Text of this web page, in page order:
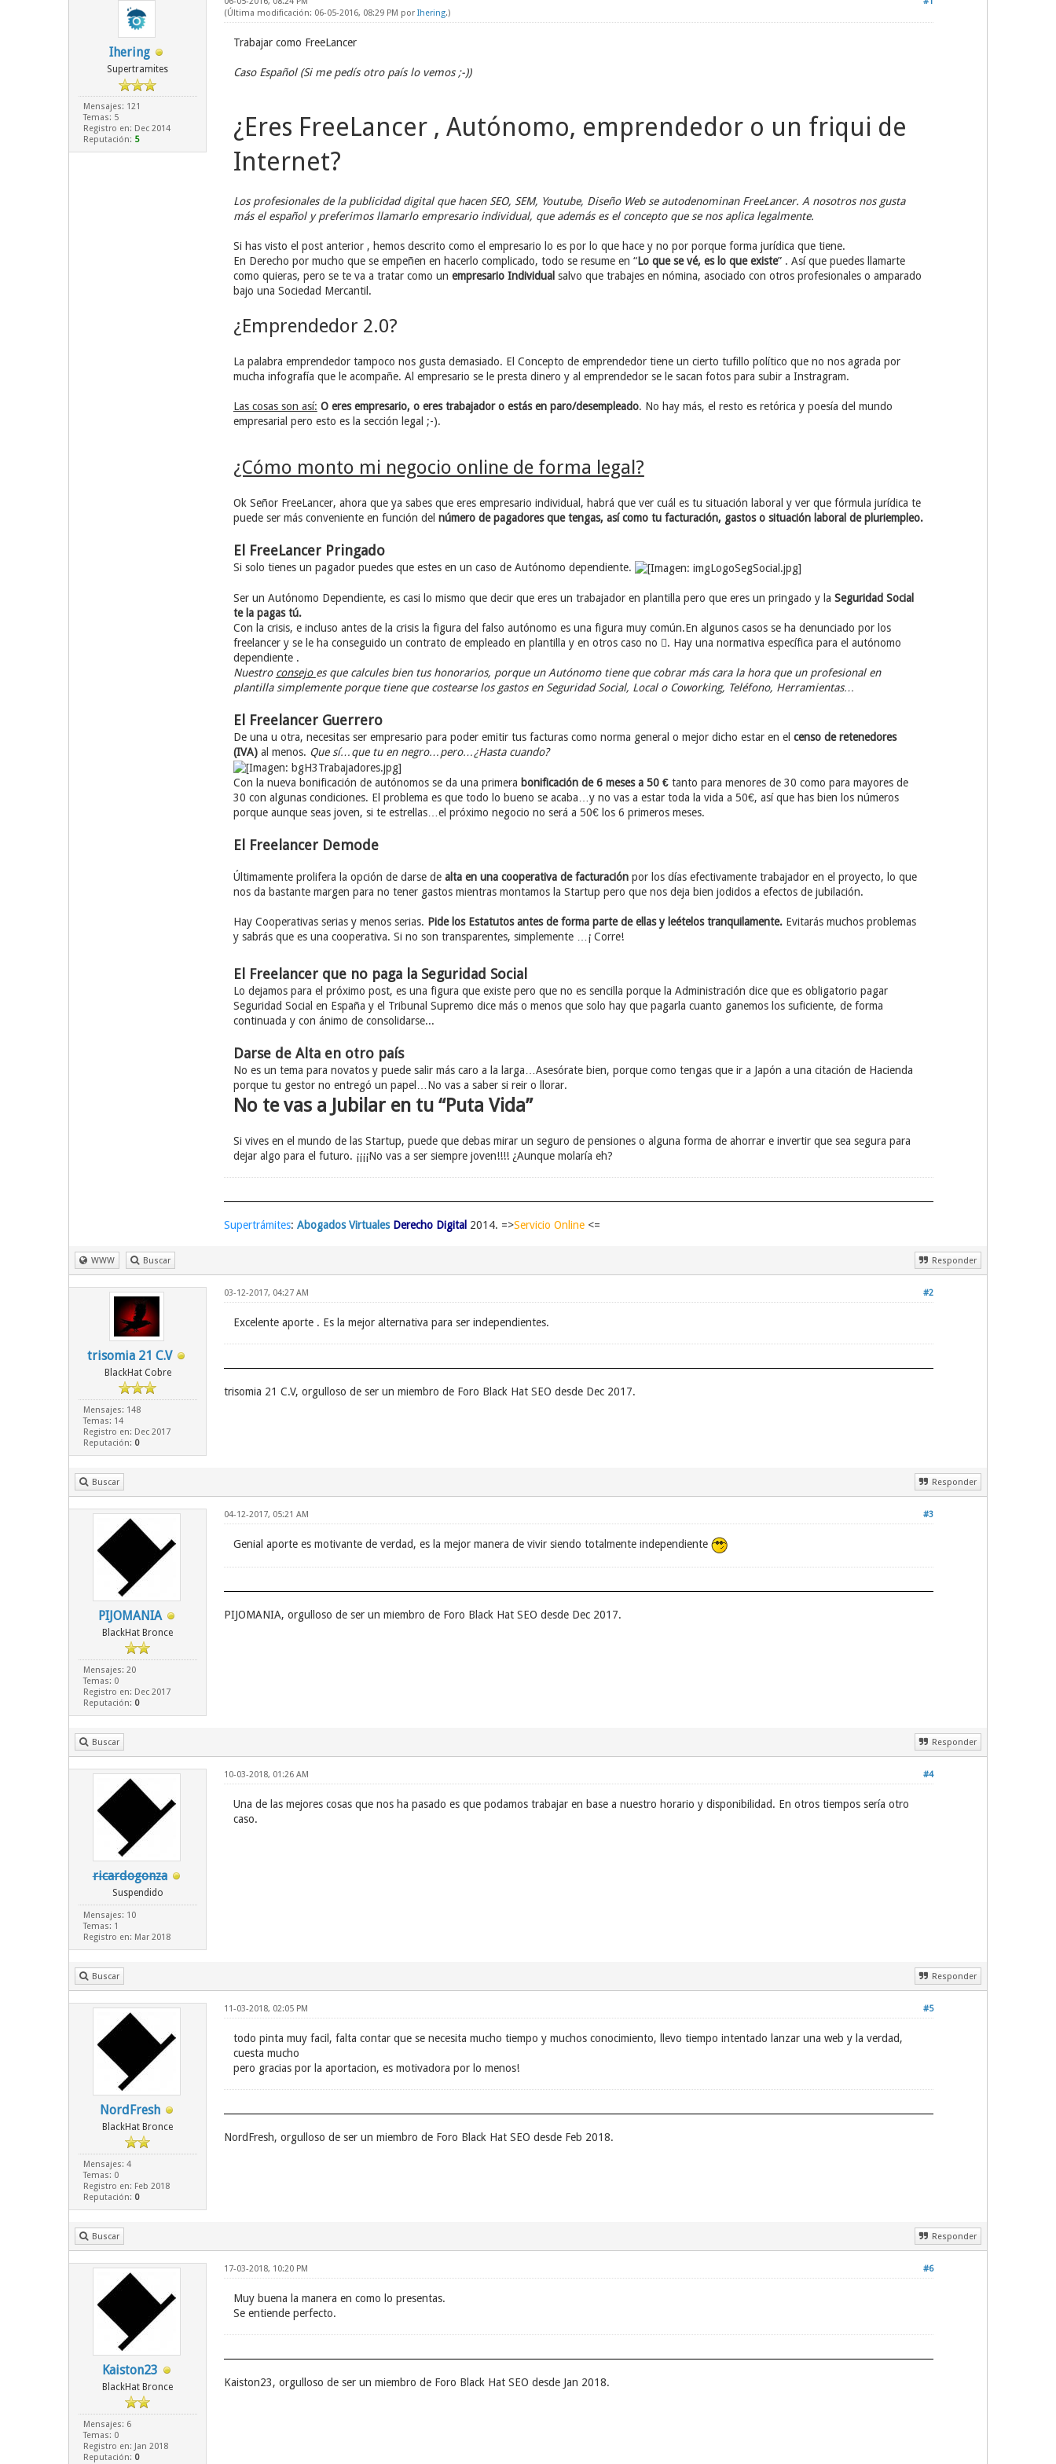
Ihering
Supertramites
Mensajes: 121
Temas: 5
Registro en: Dec 2014
Reputación: 5
(Última modificación: 06-05-2016, 08:29 PM por Ihering.)
Trabajar como FreeLancer
Caso Español (Si me pedís otro país lo vemos ;-))
¿Eres FreeLancer , Autónomo, emprendedor o un friqui de
Internet?
Los profesionales de la publicidad digital que hacen SEO, SEM, Youtube, Diseño Web se autodenominan FreeLancer. A nosotros nos gusta
más el español y preferimos llamarlo empresario individual, que además es el concepto que se nos aplica legalmente.
Si has visto el post anterior , hemos descrito como el empresario lo es por lo que hace y no por porque forma jurídica que tiene.
En Derecho por mucho que se empeñen en hacerlo complicado, todo se resume en “Lo que se vé, es lo que existe” . Así que puedes llamarte
como quieras, pero se te va a tratar como un empresario Individual salvo que trabajes en nómina, asociado con otros profesionales o amparado
bajo una Sociedad Mercantil.
¿Emprendedor 2.0?
La palabra emprendedor tampoco nos gusta demasiado. El Concepto de emprendedor tiene un cierto tufillo político que no nos agrada por
mucha infografía que le acompañe. Al empresario se le presta dinero y al emprendedor se le sacan fotos para subir a Instragram.
Las cosas son así: O eres empresario, o eres trabajador o estás en paro/desempleado. No hay más, el resto es retórica y poesía del mundo
empresarial pero esto es la sección legal ;-).
¿Cómo monto mi negocio online de forma legal?
Ok Señor FreeLancer, ahora que ya sabes que eres empresario individual, habrá que ver cuál es tu situación laboral y ver que fórmula jurídica te
puede ser más conveniente en función del número de pagadores que tengas, así como tu facturación, gastos o situación laboral de pluriempleo.
El FreeLancer Pringado
Si solo tienes un pagador puedes que estes en un caso de Autónomo dependiente.
Ser un Autónomo Dependiente, es casi lo mismo que decir que eres un trabajador en plantilla pero que eres un pringado y la Seguridad Social
te la pagas tú.
Con la crisis, e incluso antes de la crisis la figura del falso autónomo es una figura muy común.En algunos casos se ha denunciado por los
freelancer y se le ha conseguido un contrato de empleado en plantilla y en otros caso no . Hay una normativa específica para el autónomo
dependiente .
Nuestro consejo es que calcules bien tus honorarios, porque un Autónomo tiene que cobrar más cara la hora que un profesional en
plantilla simplemente porque tiene que costearse los gastos en Seguridad Social, Local o Coworking, Teléfono, Herramientas…
El Freelancer Guerrero
De una u otra, necesitas ser empresario para poder emitir tus facturas como norma general o mejor dicho estar en el censo de retenedores
(IVA) al menos. Que sí…que tu en negro…pero…¿Hasta cuando?
Con la nueva bonificación de autónomos se da una primera bonificación de 6 meses a 50 € tanto para menores de 30 como para mayores de
30 con algunas condiciones. El problema es que todo lo bueno se acaba…y no vas a estar toda la vida a 50€, así que has bien los números
porque aunque seas joven, si te estrellas…el próximo negocio no será a 50€ los 6 primeros meses.
El Freelancer Demode
Últimamente prolifera la opción de darse dealta en una cooperativa de facturación por los días efectivamente trabajador en el proyecto, lo que
nos da bastante margen para no tener gastos mientras montamos la Startup pero que nos deja bien jodidos a efectos de jubilación.
Hay Cooperativas serias y menos serias. Pide los Estatutos antes de forma parte de ellas y leételos tranquilamente.Evitarás muchos problemas
y sabrás que es una cooperativa. Si no son transparentes, simplemente …¡ Corre!
El Freelancer que no paga la Seguridad Social
Lo dejamos para el próximo post, es una figura que existe pero que no es sencilla porque la Administración dice que es obligatorio pagar
Seguridad Social en España y el Tribunal Supremo dice más o menos que solo hay que pagarla cuanto ganemos los suficiente, de forma
continuada y con ánimo de consolidarse...
Darse de Alta en otro país
No es un tema para novatos y puede salir más caro a la larga…Asesórate bien, porque como tengas que ir a Japón a una citación de Hacienda
porque tu gestor no entregó un papel…No vas a saber si reir o llorar.
No te vas a Jubilar en tu “Puta Vida”
Si vives en el mundo de las Startup, puede que debas mirar un seguro de pensiones o alguna forma de ahorrar e invertir que sea segura para
dejar algo para el futuro. ¡¡¡¡No vas a ser siempre joven!!!! ¿Aunque molaría eh?
Supertrámites: Abogados VirtualesDerecho Digital2014. =>Servicio Online<=
WWW Buscar Responder
trisomia 21 C.V
BlackHat Cobre
Mensajes: 148
Temas: 14
Registro en: Dec 2017
Reputación: 0
#2
03-12-2017, 04:27 AM
Excelente aporte . Es la mejor alternativa para ser independientes.
trisomia 21 C.V, orgulloso de ser un miembro de Foro Black Hat SEO desde Dec 2017.
Buscar Responder
PIJOMANIA
BlackHat Bronce
Mensajes: 20
Temas: 0
Registro en: Dec 2017
Reputación: 0
#3
04-12-2017, 05:21 AM
Genial aporte es motivante de verdad, es la mejor manera de vivir siendo totalmente independiente
PIJOMANIA, orgulloso de ser un miembro de Foro Black Hat SEO desde Dec 2017.
Buscar Responder
ricardogonza
Suspendido
Mensajes: 10
Temas: 1
Registro en: Mar 2018
#4
10-03-2018, 01:26 AM
Una de las mejores cosas que nos ha pasado es que podamos trabajar en base a nuestro horario y disponibilidad. En otros tiempos sería otro
caso.
Buscar Responder
NordFresh
BlackHat Bronce
Mensajes: 4
Temas: 0
Registro en: Feb 2018
Reputación: 0
#5
11-03-2018, 02:05 PM
todo pinta muy facil, falta contar que se necesita mucho tiempo y muchos conocimiento, llevo tiempo intentado lanzar una web y la verdad,
cuesta mucho
pero gracias por la aportacion, es motivadora por lo menos!
NordFresh, orgulloso de ser un miembro de Foro Black Hat SEO desde Feb 2018.
Buscar Responder
Kaiston23
BlackHat Bronce
Mensajes: 6
Temas: 0
Registro en: Jan 2018
Reputación: 0
#6
17-03-2018, 10:20 PM
Muy buena la manera en como lo presentas.
Se entiende perfecto.
Kaiston23, orgulloso de ser un miembro de Foro Black Hat SEO desde Jan 2018.